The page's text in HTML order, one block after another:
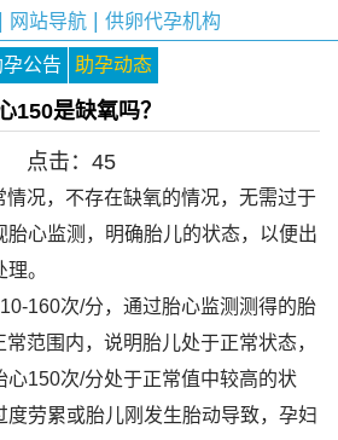
网站导航 供卵代孕机构
孕公告 助孕动态
150是缺氧吗？
点击： 45
况，不存在缺氧的情况，无需过于
胎心监测，明确胎儿的状态，以便出
。
160次/分，通过胎心监测测得的胎
范围内，说明胎儿处于正常状态，
心150次/分处于正常值中较高的状
度劳累或胎儿刚发生胎动导致，孕妇